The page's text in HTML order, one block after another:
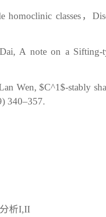
homoclinic classes，
A note on a Sifting-
Wen, $C^1$-stably
340–357.
析I,II